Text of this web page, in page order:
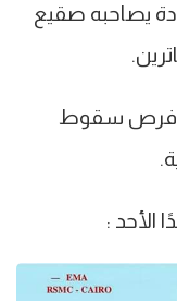
يصاحبه صقيع
فرص سقوط
الأحد :